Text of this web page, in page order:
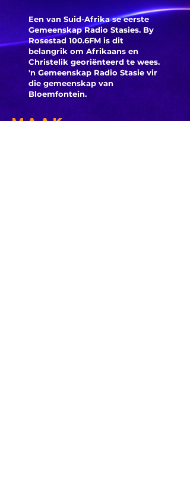
Een van Suid-Afrika se eerste
Gemeenskap Radio Stasies. By
Rosestad 100.6FM is dit
belangrik om Afrikaans en
Christelik georiënteerd te wees.
'n Gemeenskap Radio Stasie vir
die gemeenskap van
Bloemfontein.
Maak